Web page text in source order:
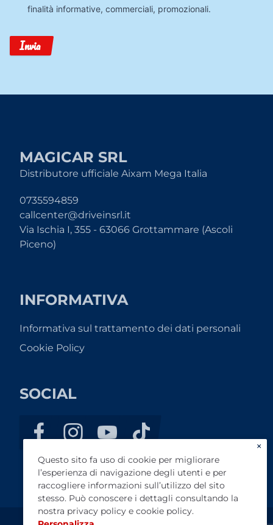
finalità informative, commerciali, promozionali.
Invia
MAGICAR SRL
Distributore ufficiale Aixam Mega Italia
0735594859
callcenter@driveinsrl.it
Via Ischia I, 355 - 63066 Grottammare (Ascoli
Piceno)
INFORMATIVA
Informativa sul trattamento dei dati personali
Cookie Policy
SOCIAL
×
Questo sito fa uso di cookie per migliorare
l’esperienza di navigazione degli utenti e per
raccogliere informazioni sull’utilizzo del sito
stesso. Può conoscere i dettagli consultando la
nostra privacy policy e cookie policy.